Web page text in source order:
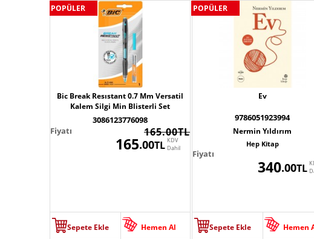
POPÜLER
Bic Break Resıstant 0.7 Mm Versatil
Kalem Silgi Min Blisterli Set
3086123776098
Fiyatı
165.00TL
KDV
Dahil
TL
.00
165
Hemen Al
Sepete Ekle
POPÜLER
Ev
9786051923994
Nermin Yıldırım
Hep Kitap
Fiyatı
TL
.00
340
Hemen
Sepete Ekle